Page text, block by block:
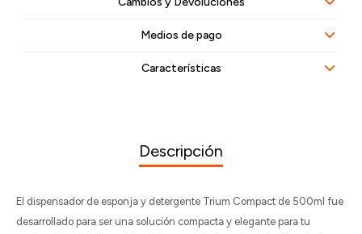
Medios de pago
Características
Descripción
El dispensador de esponja y detergente Trium Compact de 500ml fue
desarrollado para ser una solución compacta y elegante para tu